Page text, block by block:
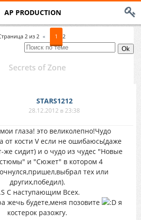
AP PRODUCTION
2 из 2 « 1 2
Secrets of Zone
STARS1212
28.12.2012 в 23:38
глаза! это великолепно!Чудо
от кости V если не ошибаюсь(даже
же сидит) и о чудо из чудес "Новые
и "Сюжет" в котором 4
тех или
других,победил).
С наступающим Всех.
жечь будете,меня позовите
я
костерок разожгу.